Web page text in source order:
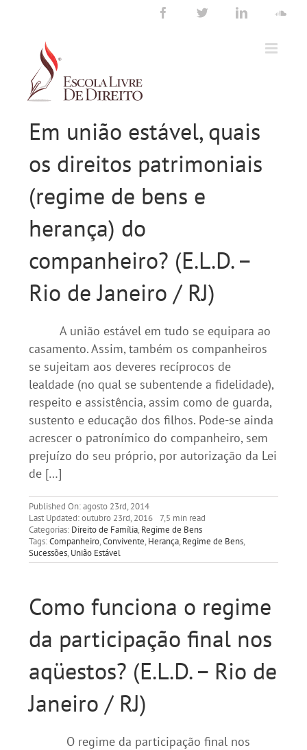
LinkedIn
Twitter
Facebook
Em união estável, quais
os direitos patrimoniais
(regime de bens e
herança) do
companheiro? (E.L.D. –
Rio de Janeiro / RJ)
A união estável em tudo se equipara ao
casamento. Assim, também os companheiros
se sujeitam aos deveres recíprocos de
lealdade (no qual se subentende a fidelidade),
respeito e assistência, assim como de guarda,
sustento e educação dos filhos. Pode-se ainda
acrescer o patronímico do companheiro, sem
prejuízo do seu próprio, por autorização da Lei
de […]
Published On: agosto 23rd, 2014
Last Updated: outubro 23rd, 2016 7,5 min read
Categorias: Direito de Família, Regime de Bens
Tags:Companheiro,Convivente, Herança, Regime de Bens,
Sucessões, União Estável
Como funciona o regime
da participação final nos
aqüestos? (E.L.D. – Rio de
Janeiro / RJ)
O regime da participação final nos